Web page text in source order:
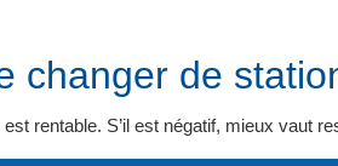
changer de
rentable. S’il est négatif, mieux vaut